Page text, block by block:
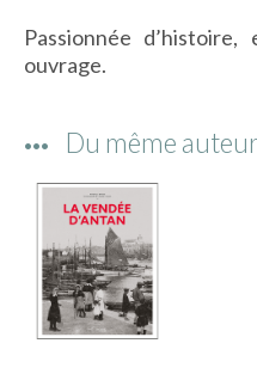
Passionnée
ouvrage.
Du même